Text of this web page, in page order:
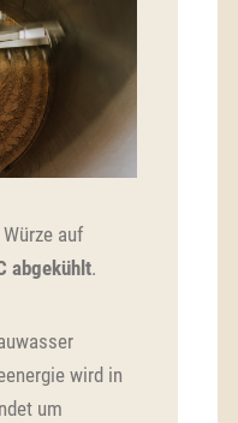
auf
abgekühlt.
wird in
um